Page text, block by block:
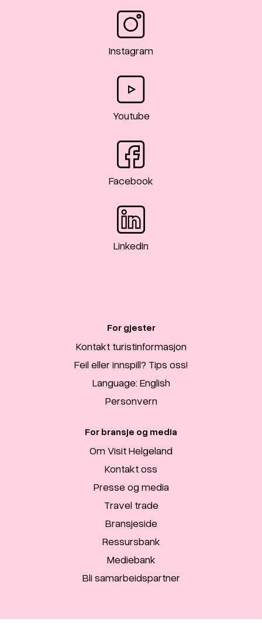
Instagram
Youtube
Facebook
LinkedIn
For gjester
Kontakt turistinformasjon
Feil eller innspill? Tips oss!
Language: English
Personvern
For bransje og media
Om Visit Helgeland
Kontakt oss
Presse og media
Travel trade
Bransjeside
Ressursbank
Mediebank
Bli samarbeidspartner